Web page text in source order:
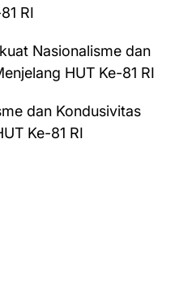
RI
Nasionalisme dan
HUT Ke-81 RI
dan Kondusivitas
Ke-81 RI